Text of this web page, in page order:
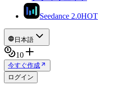
Seedance 2.0HOT
日本語
10
今すぐ作成
ログイン